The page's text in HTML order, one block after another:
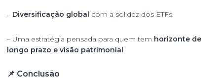
– Diversificação global com a solidez dos ETFs.
– Uma estratégia pensada para quem tem horizonte de
longo prazo e visão patrimonial
📌 Conclusão